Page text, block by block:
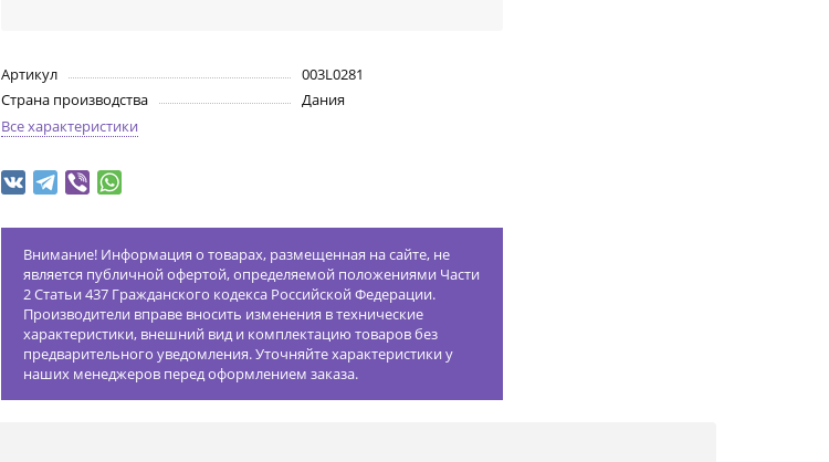
Артикул
003L0281
Страна производства
Дания
Все характеристики
Внимание! Информация о товарах, размещенная на сайте, не
является публичной офертой, определяемой положениями Части
2 Статьи 437 Гражданского кодекса Российской Федерации.
Производители вправе вносить изменения в технические
характеристики, внешний вид и комплектацию товаров без
предварительного уведомления. Уточняйте характеристики у
наших менеджеров перед оформлением заказа.